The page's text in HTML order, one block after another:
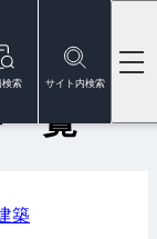
検索 サイト内検索
覧
築